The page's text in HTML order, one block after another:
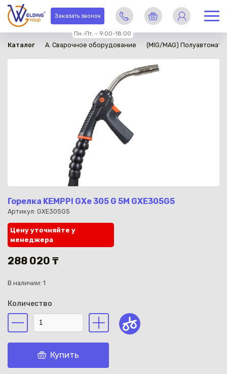
Заказать звонок
Пн.-Пт. – 9:00-18:00
Каталог A. Сварочное оборудование (MIG/MAG)
Горелка KEMPPI GXe 305 G 5M GXE305G5
Артикул: GXE305G5
в наличии
Цену уточняйте у
менеджера
288 020 ₸
В наличии: 1
Количество
Купить